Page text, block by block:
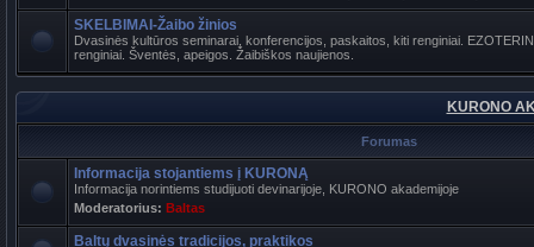
SKELBIMAI-Žaibo žinios
Dvasinės kultūros seminarai, konferencijos, paskaitos, kiti renginiai.
renginiai. Šventės, apeigos. Žaibiškos naujienos.
KURONO
Forumas
Informacija stojantiems į KURONĄ
Informacija norintiems studijuoti devinarijoje, KURONO akademijoje
Moderatorius: Baltas
Baltų dvasinės tradicijos, praktikos